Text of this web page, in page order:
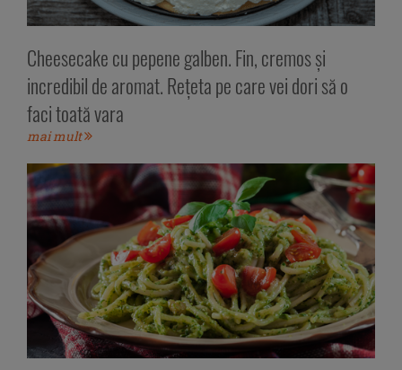
Cheesecake cu pepene galben. Fin, cremos și
incredibil de aromat. Rețeta pe care vei dori să o
faci toată vara
mai mult